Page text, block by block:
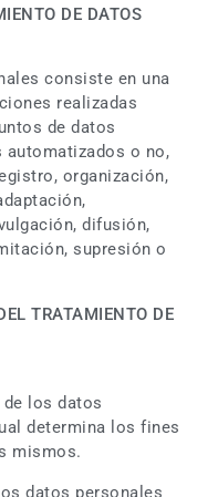
DE DATOS
consiste en una
realizadas
de datos
automatizados o no,
organización,
difusión,
supresión o
TRATAMIENTO DE
los datos
determina los fines
mismos.
datos personales